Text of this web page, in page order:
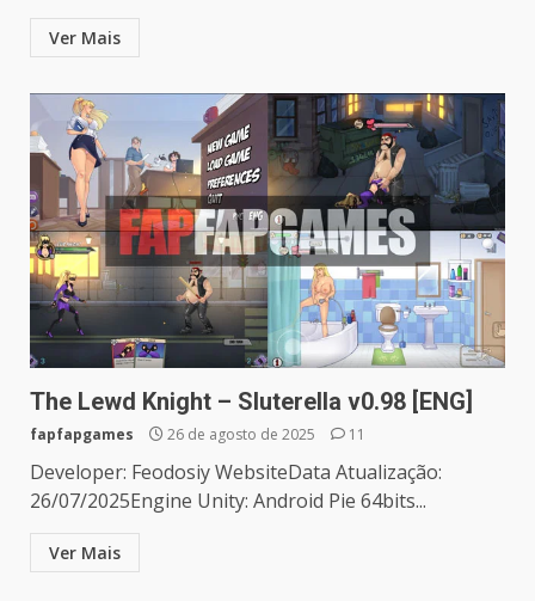
Ver Mais
The Lewd Knight – Sluterella v0.98 [ENG]
fapfapgames 26 de agosto de 2025 11
Developer: Feodosiy WebsiteData Atualização:
26/07/2025Engine Unity: Android Pie 64bits...
Ver Mais